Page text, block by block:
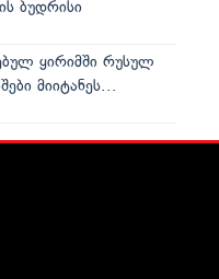
ბუდრისი
ყირიმში რუსულ
მიიტანეს...